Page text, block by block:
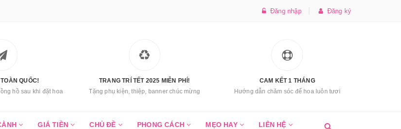
Đăng nhập Đăng ký
QUỐC!
hồ sau khi đặt hoa
TRANG TRÍ TẾT 2025 MIỄN PHÍ!
Tặng phụ kiện, thiệp, banner chúc mừng
CAM KẾT 1 THÁNG
Hướng dẫn chăm sóc để hoa luôn tươi
GIÁ TIỀN CHỦ ĐỀ PHONG CÁCH MẸO HAY LIÊN HỆ